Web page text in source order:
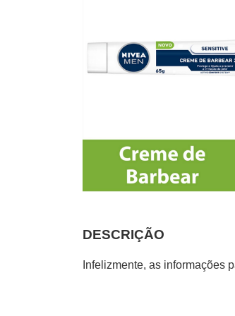
DESCRIÇÃO
Infelizmente, as informações